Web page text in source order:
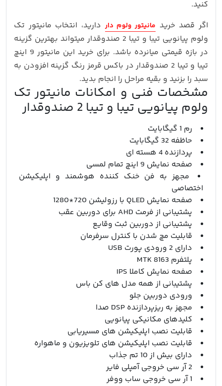
کنید.
اگر قصد خرید مانیتور ولوم دار دارید، انتخاب مانیتور تک
ولوم پیانویی تیبا و تیبا 2 صندوقدار میتواند بهترین گزینه
در بازه قیمتی میانرده باشد. برای خرید این مانیتور 9 اینچ
تیبا و تیبا 2 صندوقدار در باکس قرمز رنگ گزینه افزودن به
سبد را بزنید و بقیه مراحل را انجام بدید.
مشخصات فنی و امکانات مانیتور تک
ولوم پیانویی تیبا و تیبا 2 صندوقدار
رم 1 گیگابایت
حاظفه 32 گیگابایت
پردازنده 4 هسته ای
صفحه نمایش 9 اینچ تمام لمسی
مجهز به فن خنک کننده هوشمند و اپلیکیشن
اختصاصی
صفحه نمایش QLED با رزولیشن 720*1280
پشتیبانی از فرمت AHD برای دوربین عقب
پشتیبانی از دوربین ثبت وقایع
قابلیت مچ شدن با کنترل سرفرمان
دارای 2 ورودی پورت USB
پلتفرم MTK 8163
صفحه نمایش کاملا IPS
پشتیبانی از همه مدل های کن باس
ورودی دوربین جلو
مجهز به ریزپردازنده DSP صدا
کلیدهای مکانیکی پیانویی
قابلیت نصب اپلیکیشن های مسیریابی
قابلیت نصب اپلیکیشن های تلویزیون و ماهواره
دارای بیش از 10 تم جذاب
2 آر سی خروجی آمپلی فایر
1 آر سی خروجی ساب ووفر